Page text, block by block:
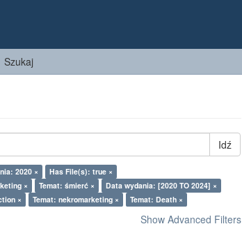
Szukaj
Idź
2020 ×
Has File(s): true ×
× Temat: śmierć ×
Data wydania: [2020 TO 2024] ×
× Temat: nekromarketing × Temat: Death ×
Show Advanced Filters